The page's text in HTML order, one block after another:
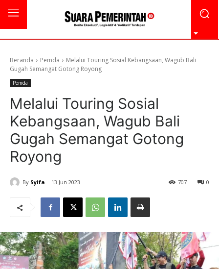
Beranda Pemda
Melalui Touring Sosial Kebangsaan, Wagub Bali
Gugah Semangat Gotong Royong
Pemda
Melalui Touring Sosial
Kebangsaan, Wagub Bali
Gugah Semangat Gotong
Royong
By Syifa 13 Jun 2023 0
707